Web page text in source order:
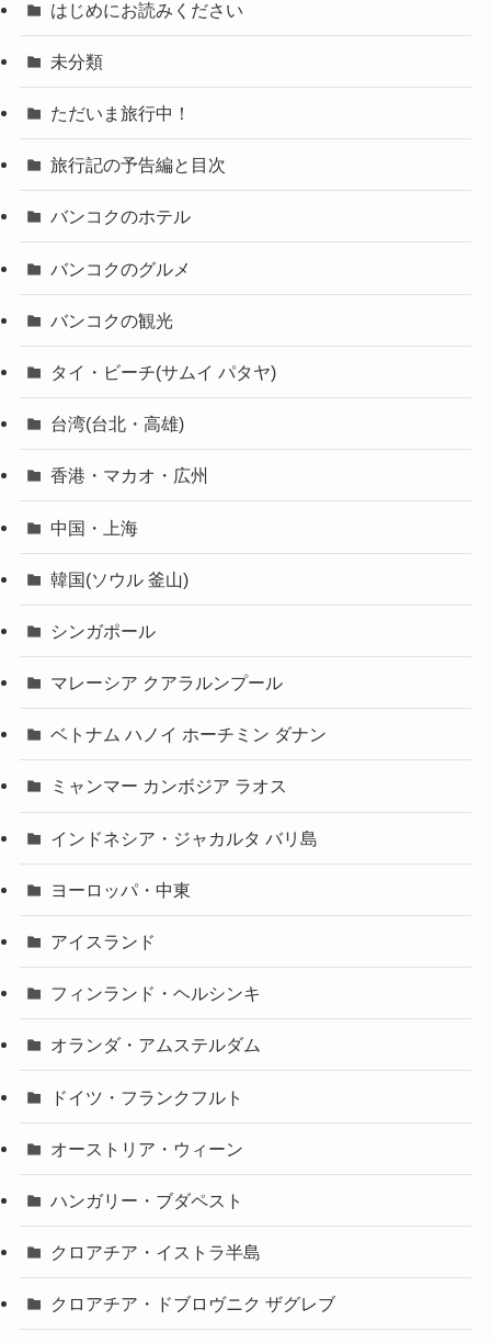
はじめにお読みください
未分類
ただいま旅行中！
旅行記の予告編と目次
バンコクのホテル
バンコクのグルメ
バンコクの観光
タイ・ビーチ(サムイ パタヤ)
台湾(台北・高雄)
香港・マカオ・広州
中国・上海
韓国(ソウル 釜山)
シンガポール
マレーシア クアラルンプール
ベトナム ハノイ ホーチミン ダナン
ミャンマー カンボジア ラオス
インドネシア・ジャカルタ バリ島
ヨーロッパ・中東
アイスランド
フィンランド・ヘルシンキ
オランダ・アムステルダム
ドイツ・フランクフルト
オーストリア・ウィーン
ハンガリー・ブダペスト
クロアチア・イストラ半島
クロアチア・ドブロヴニク ザグレブ